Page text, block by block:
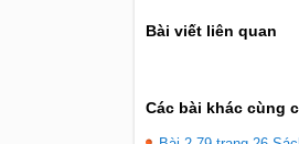
Bài viết liên quan
Các bài khác cùng